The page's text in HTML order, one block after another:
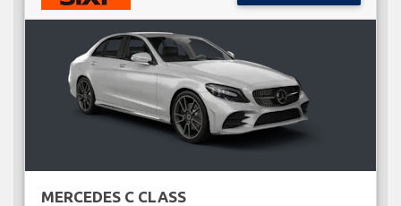
MERCEDES C CLASS